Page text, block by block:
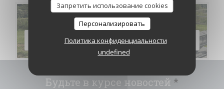
Запретить использование cookies
Персонализировать
Политика конфиденциальности
undefined
Меню
ОТКРОЙТЕ ДЛЯ СЕБЯ НАШЕ МЕНЮ
Будьте в курсе новостей *